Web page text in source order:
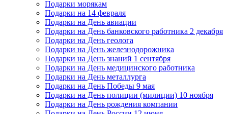
Подарки морякам
Подарки на 14 февраля
Подарки на День авиации
Подарки на День банковского работника 2 декабря
Подарки на День геолога
Подарки на День железнодорожника
Подарки на День знаний 1 сентября
Подарки на День медицинского работника
Подарки на День металлурга
Подарки на День Победы 9 мая
Подарки на День полиции (милиции) 10 ноября
Подарки на День рождения компании